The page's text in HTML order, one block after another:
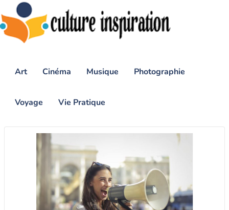
Art Cinéma Musique Photographie
Voyage Vie Pratique